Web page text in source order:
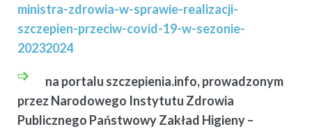
ministra-zdrowia-w-sprawie-realizacji-
szczepien-przeciw-covid-19-w-sezonie-
20232024
na portalu szczepienia.info, prowadzonym
przez Narodowego Instytutu Zdrowia
Publicznego Państwowy Zakład Higieny –